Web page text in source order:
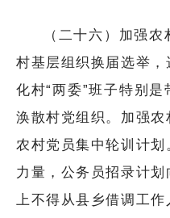
（二十六）加强
村基层组织换届选举
化村“两委”班子特别
涣散村党组织。加强
农村党员集中轮训计
力量，公务员招录计
上不得从县乡借调工